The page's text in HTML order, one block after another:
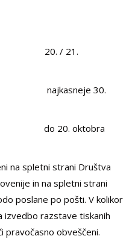
20. / 21.
najkasneje 30.
do 20. oktobra
na spletni strani Društva
in na spletni strani
poslane po pošti. V kolikor
izvedbo razstave tiskanih
obveščeni.